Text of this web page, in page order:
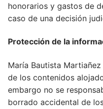
honorarios y gastos de
caso de una decisión
Protección de la
María Bautista
de los contenidos
embargo no se
borrado accidental de